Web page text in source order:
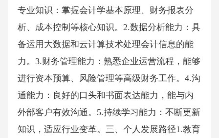
专业知识：掌握会计学基本原理、财务报表分
析、成本控制等核心知识。2.数据分析能力：具
备运用大数据和云计算技术处理会计信息的能
力。3.财务管理能力：熟悉企业运营流程，能够
进行资本预算、风险管理等高级财务工作。4.沟
通能力：良好的口头和书面表达能力，能与内
外部客户有效沟通。5.持续学习能力：不断更新
知识，适应行业变革。三、个人发展路径1.教育